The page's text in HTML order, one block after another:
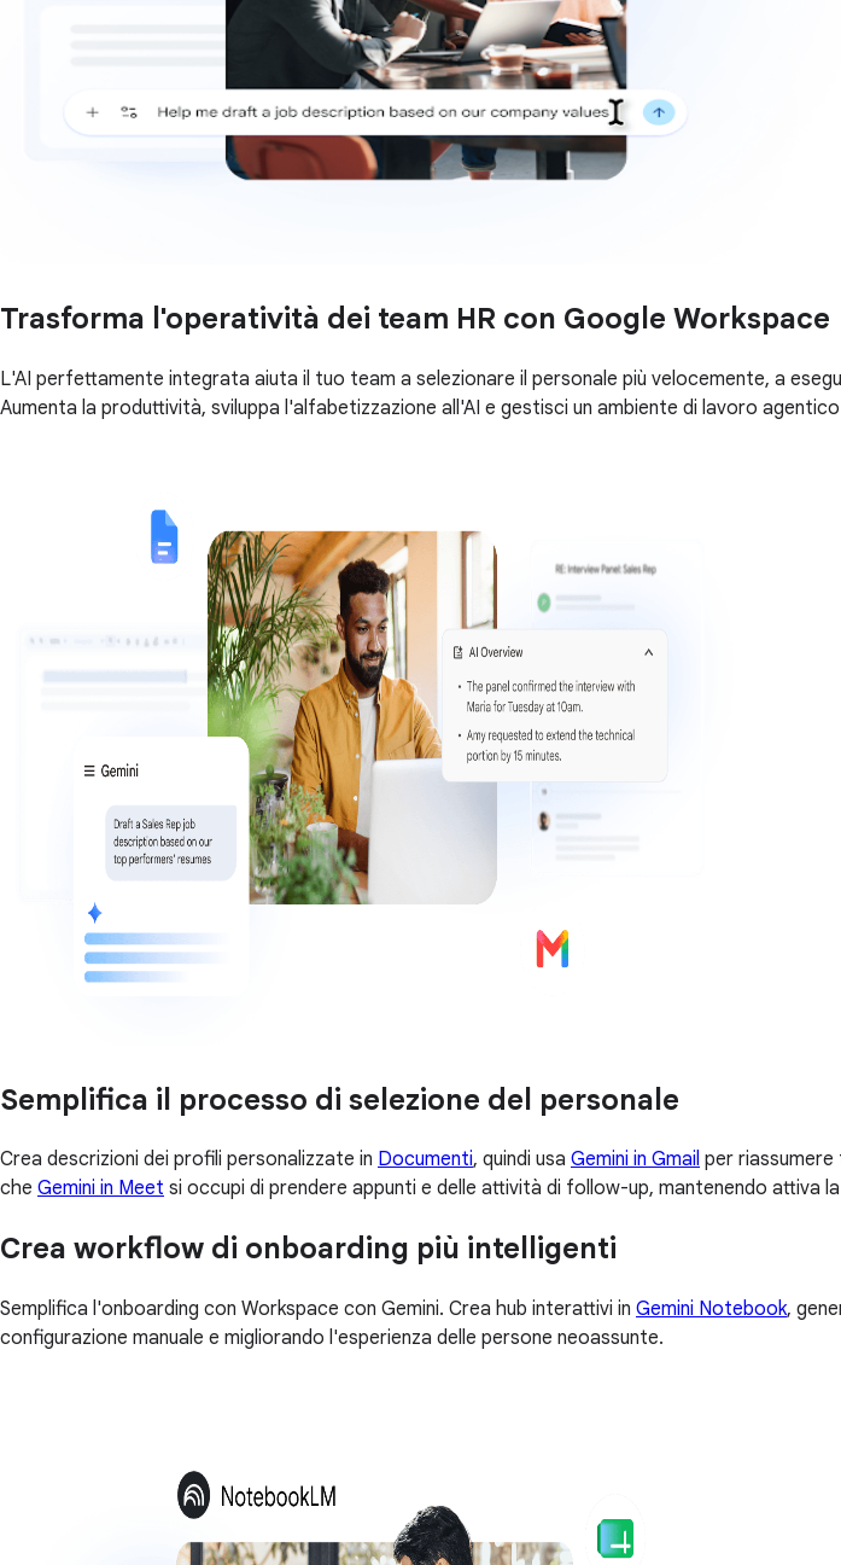
Trasforma l'operatività dei team HR con Google Workspace
L'AI perfettamente integrata aiuta il tuo team a selezionare il personale più velocemente, a
Aumenta la produttività, sviluppa l'alfabetizzazione all'AI e gestisci un ambiente di lavoro
Semplifica il processo di selezione del personale
Crea descrizioni dei profili personalizzate in Documenti, quindi usa Gemini in Gmail per
che Gemini in Meet si occupi di prendere appunti e delle attività di follow-up, mantenendo attiva
Crea workflow di onboarding più intelligenti
Semplifica l'onboarding con Workspace con Gemini. Crea hub interattivi in Gemini Notebook,
configurazione manuale e migliorando l'esperienza delle persone neoassunte.